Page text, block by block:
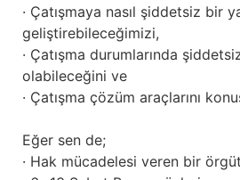
· Çatışmaya nasıl şiddetsiz bir
geliştirebileceğimizi,
· Çatışma durumlarında
olabileceğini ve
· Çatışma çözüm araçlarını
Eğer sen de;
· Hak mücadelesi veren bir